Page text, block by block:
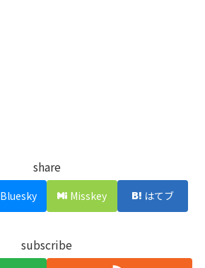
share
Bluesky Misskey はてブ
subscribe